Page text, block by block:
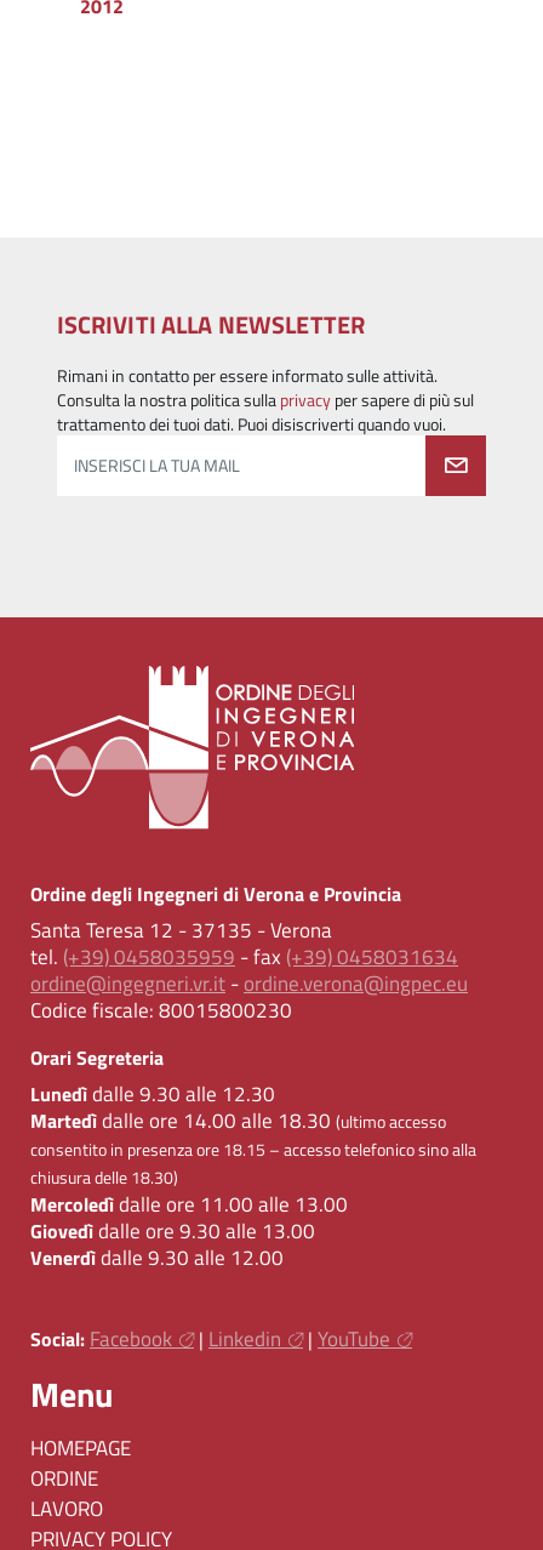
2012
ISCRIVITI ALLA NEWSLETTER
Rimani in contatto per essere informato sulle attività.
Consulta la nostra politica sullaprivacyper sapere di più sul
trattamento dei tuoi dati. Puoi disiscriverti quando vuoi.
INSERISCI LA TUA MAIL
Ordine degli Ingegneri di Verona e Provincia
Santa Teresa 12 - 37135 - Verona
tel. (+39) 0458035959 - fax (+39) 0458031634
ordine@ingegneri.vr.it-ordine.verona@ingpec.eu
Codice fiscale:80015800230
Orari Segreteria
Lunedìdalle 9.30 alle 12.30
Martedìdalle ore 14.00 alle 18.30 (ultimo accesso
consentito in presenza ore 18.15 – accesso telefonico sino alla
chiusura delle 18.30)
Mercoledìdalle ore 11.00 alle 13.00
Giovedìdalle ore 9.30 alle 13.00
Venerdìdalle 9.30 alle 12.00
Social: Facebook | Linkedin | YouTube
Menu
HOMEPAGE
ORDINE
LAVORO
PRIVACY POLICY